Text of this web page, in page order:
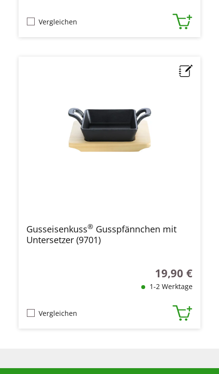
Vergleichen
Gusseisenkuss® Gusspfännchen mit
Untersetzer (9701)
Regulärer Preis:
19,90 €
1-2 Werktage
Vergleichen